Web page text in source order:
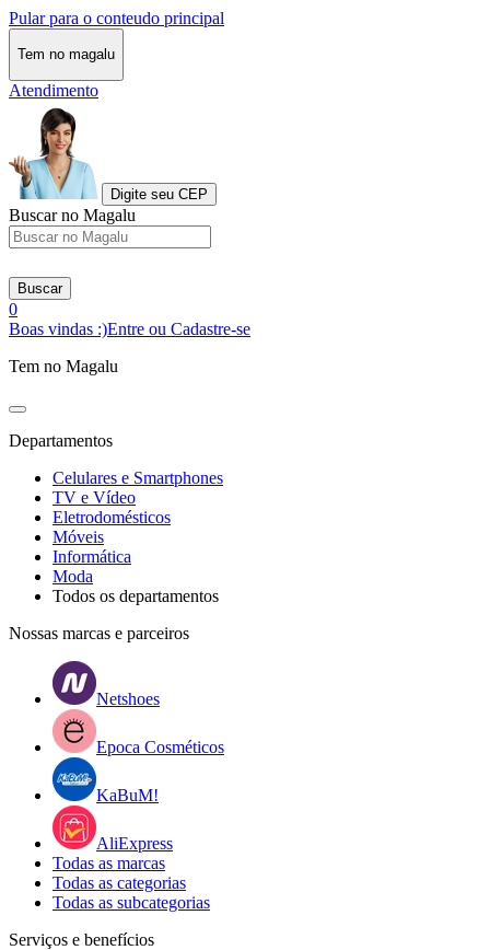
Pular para o conteudo principal
Tem no magalu
Atendimento
Digite seu CEP
Buscar no Magalu
Buscar
0
Boas vindas :)Entre ou Cadastre-se
Tem no Magalu
Departamentos
Celulares e Smartphones
TV e Vídeo
Eletrodomésticos
Móveis
Informática
Moda
Todos os departamentos
Nossas marcas e parceiros
Netshoes
Epoca Cosméticos
KaBuM!
AliExpress
Todas as marcas
Todas as categorias
Todas as subcategorias
Serviços e benefícios